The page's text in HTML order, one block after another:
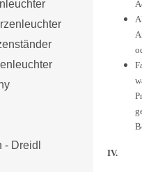
Dreidl
IV.